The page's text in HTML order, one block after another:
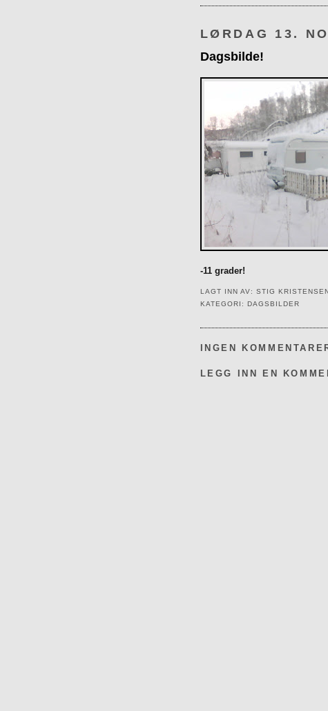
LØRDAG 13.
Dagsbilde!
-11 grader!
LAGT INN AV: STIG
KATEGORI: DAGSBILDER
INGEN
LEGG INN EN